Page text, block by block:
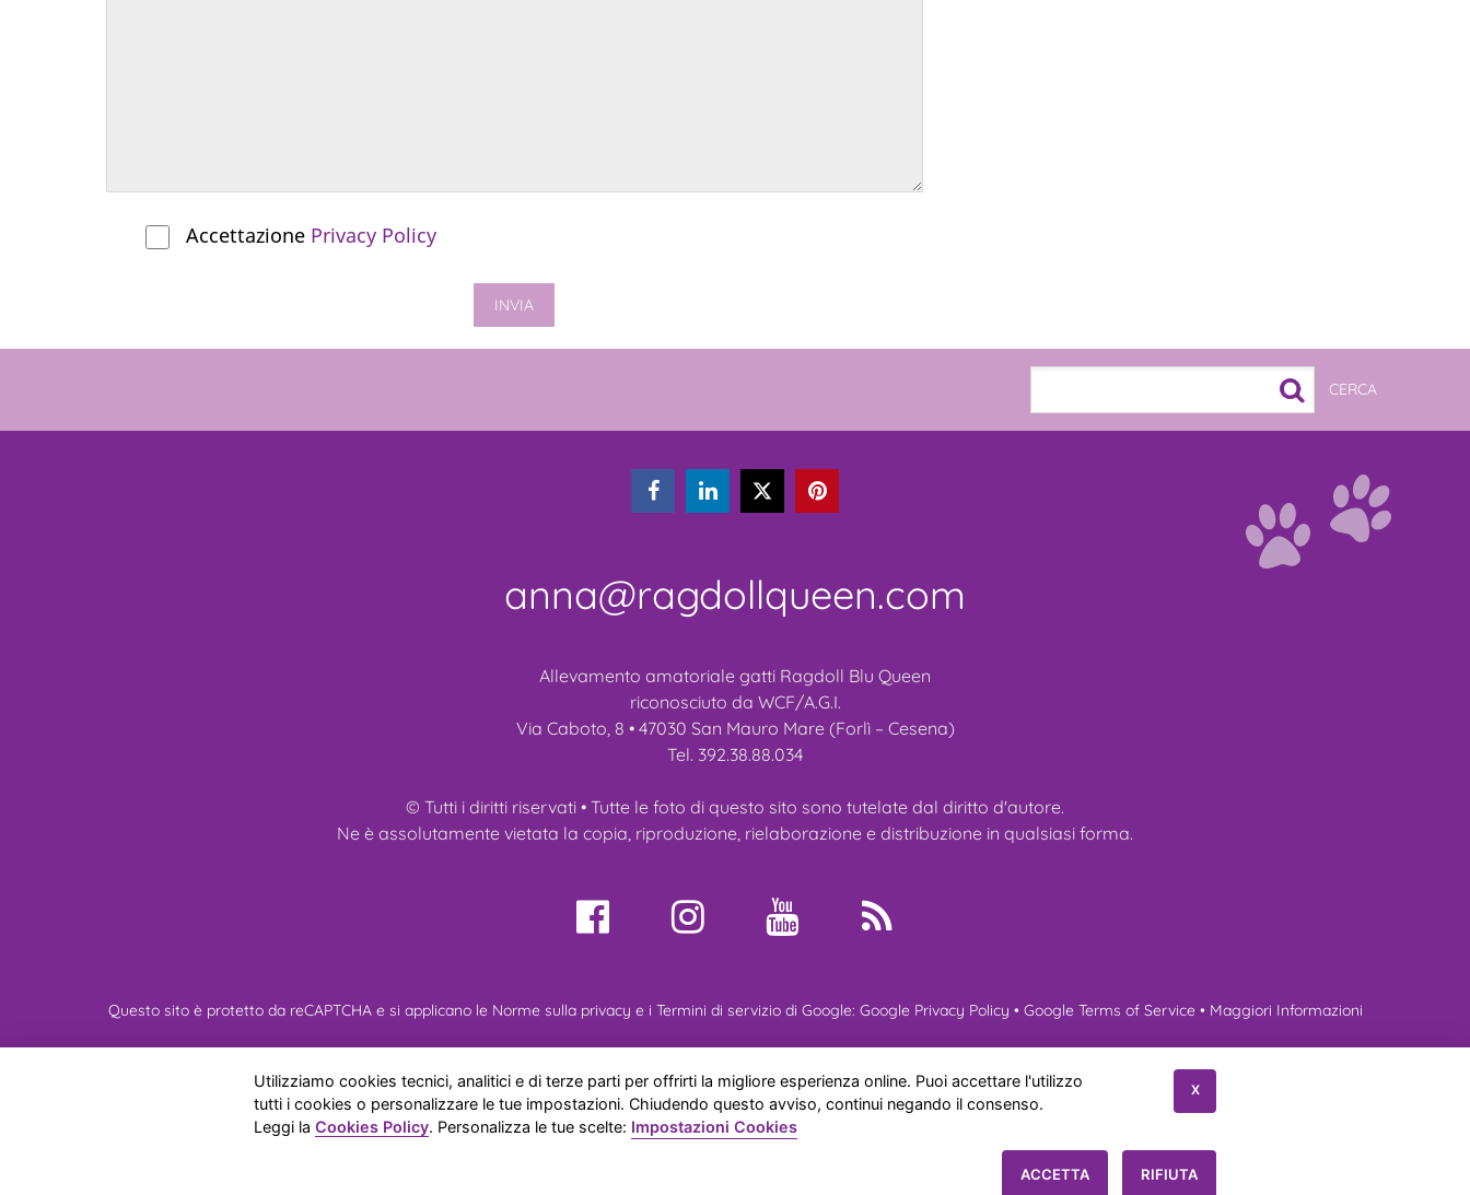
Accettazione Privacy Policy
  
anna@ragdollqueen.com
Allevamento amatoriale gatti Ragdoll Blu Queen
riconosciuto da WCF/A.G.I.
Via Caboto, 8 • 47030 San Mauro Mare (Forlì – Cesena)
Tel. 392.38.88.034
© Tutti i diritti riservati • Tutte le foto di questo sito sono tutelate dal diritto d'autore.
Ne è assolutamente vietata la copia, riproduzione, rielaborazione e distribuzione in qualsiasi forma.
Questo sito è protetto da reCAPTCHA e si applicano le Norme sulla privacy e i Termini di servizio di Google: Google Privacy Policy • Google Terms of Service• Maggiori Informazioni
Chi Siamo Miei Ragdoll Gatti Ragdoll Cuccioli Manifestazioni Novità Referenze Contatti
Allevamento Amatoriale gatti ragdoll di Anna Aprea© 2026 | Privacy Policy
Utilizziamo cookies tecnici, analitici e di terze parti per offrirti la migliore esperienza online. Puoi accettare l'utilizzo
tutti i cookies o personalizzare le tue impostazioni. Chiudendo questo avviso, continui negando il consenso.
Leggi la Cookies Policy. Personalizza le tue scelte: Impostazioni Cookies
X
ACCETTA RIFIUTA